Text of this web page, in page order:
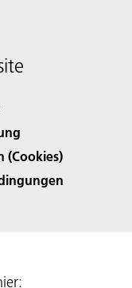
(Cookies)